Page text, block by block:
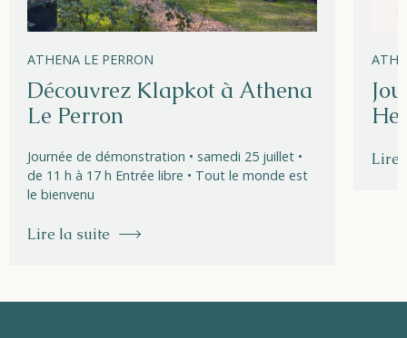
ATHENA LE PERRON
Découvrez Klapkot à Athena
Le Perron
Journée de démonstration • samedi 25 juillet •
de 11 h à 17 h Entrée libre • Tout le monde est
le bienvenu
Lire la suite
Lire